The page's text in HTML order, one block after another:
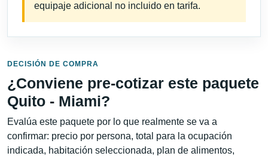
equipaje adicional no incluido en tarifa.
DECISIÓN DE COMPRA
¿Conviene pre-cotizar este paquete
Quito - Miami?
Evalúa este paquete por lo que realmente se va a
confirmar: precio por persona, total para la ocupación
indicada, habitación seleccionada, plan de alimentos,